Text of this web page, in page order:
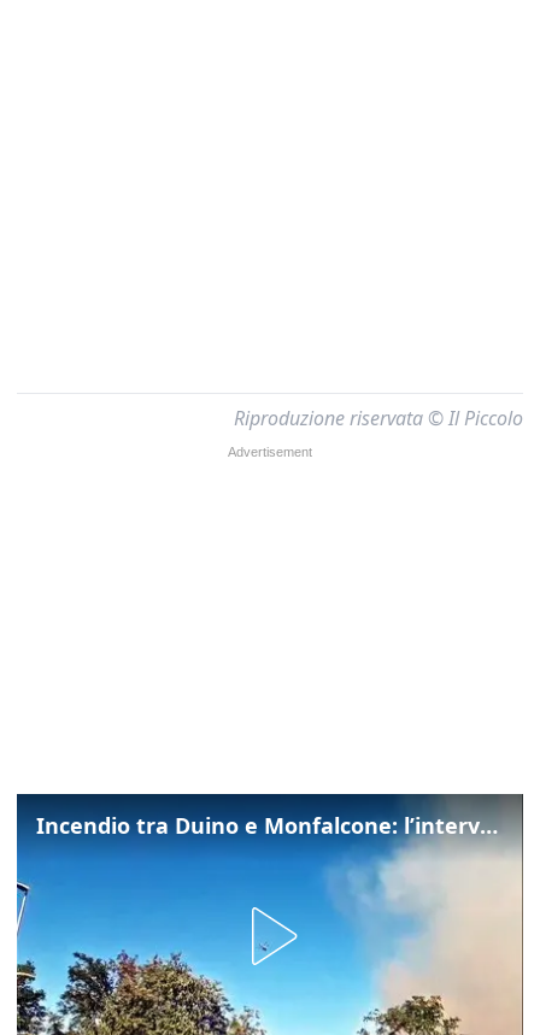
Riproduzione riservata © Il Piccolo
Incendio tra Duino e Monfalcone: l’intervento dei vigili del fuoco